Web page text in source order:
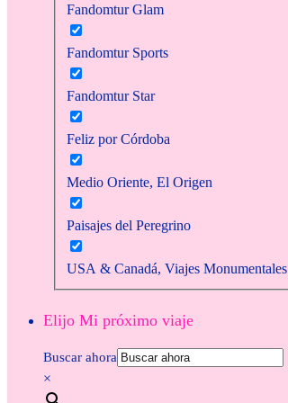
Fandomtur Glam
Fandomtur Sports
Fandomtur Star
Feliz por Córdoba
Medio Oriente, El Origen
Paisajes del Peregrino
USA & Canadá, Viajes Monumentales
Elijo Mi próximo viaje
Buscar ahora
×